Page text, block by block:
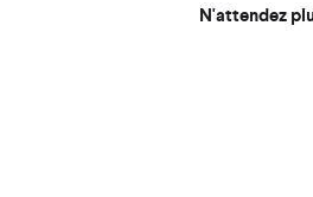
N'attendez